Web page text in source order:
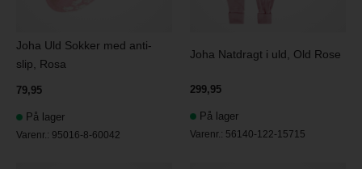
Joha Uld Sokker med anti-
slip, Rosa
79,95
På lager
Varenr.: 95016-8-60042
Joha Natdragt i uld, Old Rose
299,95
På lager
Varenr.: 56140-122-15715